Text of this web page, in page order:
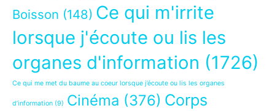
Boisson (148) Ce qui m'irrite
lorsque j'écoute ou lis les
organes d'information (1726)
Ce qui me met du baume au coeur lorsque j’écoute ou lis les organes
d’information (9) Cinéma (376) Corps